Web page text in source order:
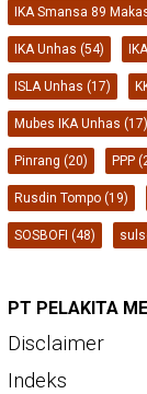
IKA Smansa 89
IKA Unhas (54)
ISLA Unhas (17)
Mubes IKA Unhas (17)
Pinrang (20) PPP
Rusdin Tompo (19)
SOSBOFI (48)
PT PELAKITA
Disclaimer
Indeks